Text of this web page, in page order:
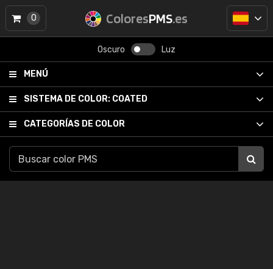
ColoresPMS.es
Oscuro Luz
MENÚ
SISTEMA DE COLOR: COATED
CATEGORÍAS DE COLOR
0